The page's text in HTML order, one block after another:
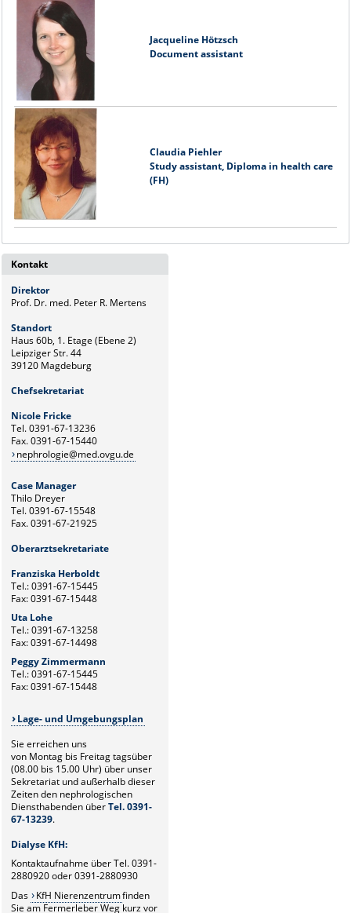
Jacqueline Hötzsch
Document assistant
Claudia Piehler
Study assistant, Diploma in health care
(FH)
Kontakt
Direktor
Prof. Dr. med. Peter R. Mertens
Standort
Haus 60b, 1. Etage (Ebene 2)
Leipziger Str. 44
39120 Magdeburg
Chefsekretariat
Nicole Fricke
Tel. 0391-67-13236
Fax. 0391-67-15440
nephrologie@med.ovgu.de
Case Manager
Thilo Dreyer
Tel. 0391-67-15548
Fax. 0391-67-21925
Oberarztsekretariate
Franziska Herboldt
Tel.: 0391-67-15445
Fax: 0391-67-15448
Uta Lohe
Tel.: 0391-67-13258
Fax: 0391-67-14498
Peggy Zimmermann
Tel.: 0391-67-15445
Fax: 0391-67-15448
Lage- und Umgebungsplan
Sie erreichen uns
von Montag bis Freitag tagsüber
(08.00 bis 15.00 Uhr) über unser
Sekretariat und außerhalb dieser
Zeiten den nephrologischen
Diensthabenden überTel. 0391-
67-13239.
Dialyse KfH:
Kontaktaufnahme über Tel. 0391-
2880920 oder 0391-2880930
Das
KfH Nierenzentrumfinden
Sie am Fermerleber Weg kurz vor